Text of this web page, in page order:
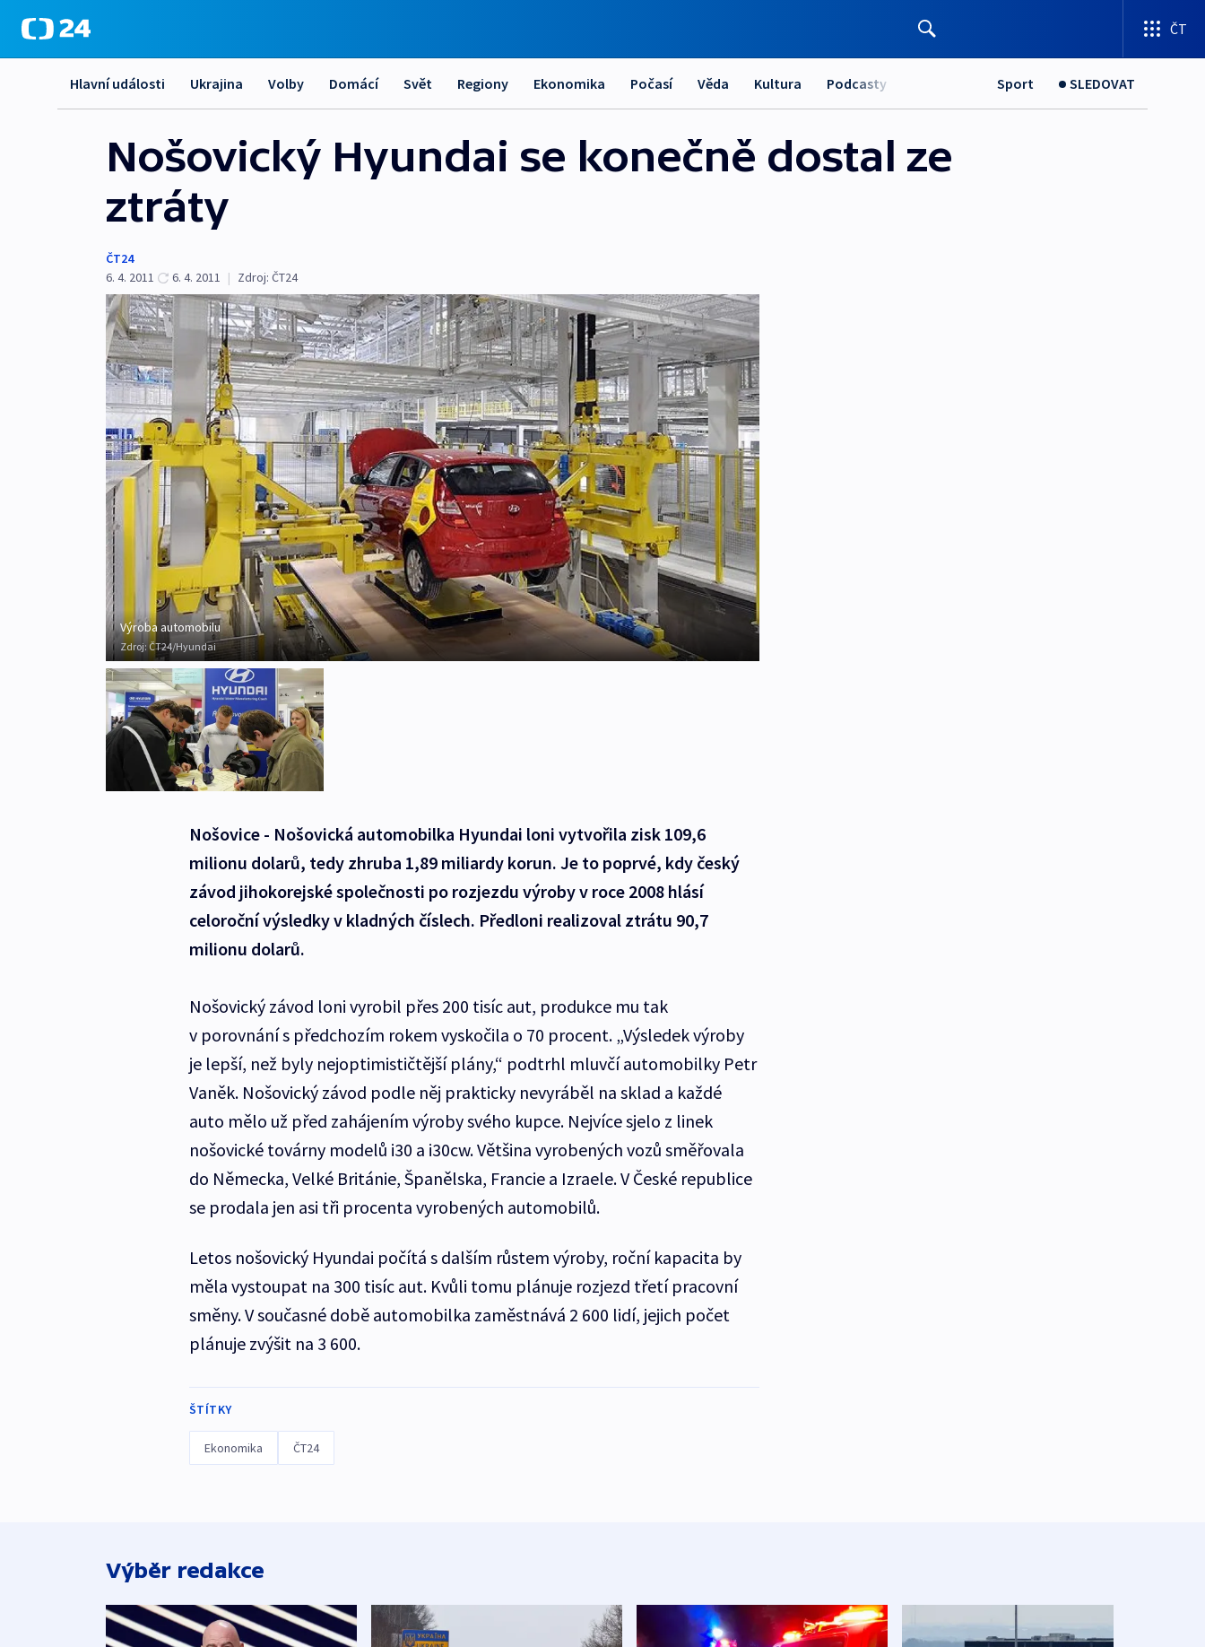
ČT
Hlavní události Ukrajina Volby Domácí Svět Regiony Ekonomika Počasí Věda Kultura Podcasty Sport SLEDOVAT
Nošovický Hyundai se konečně dostal ze
ztráty
ČT24
6. 4. 2011
6. 4. 2011 | Zdroj: ČT24
Výroba automobilu
Zdroj: ČT24/Hyundai
Nošovice - Nošovická automobilka Hyundai loni vytvořila zisk 109,6
milionu dolarů, tedy zhruba 1,89 miliardy korun. Je to poprvé, kdy český
závod jihokorejské společnosti po rozjezdu výroby v roce 2008 hlásí
celoroční výsledky v kladných číslech. Předloni realizoval ztrátu 90,7
milionu dolarů.
Nošovický závod loni vyrobil přes 200 tisíc aut, produkce mu tak
v porovnání s předchozím rokem vyskočila o 70 procent. „Výsledek výroby
je lepší, než byly nejoptimističtější plány,“ podtrhl mluvčí automobilky Petr
Vaněk. Nošovický závod podle něj prakticky nevyráběl na sklad a každé
auto mělo už před zahájením výroby svého kupce. Nejvíce sjelo z linek
nošovické továrny modelů i30 a i30cw. Většina vyrobených vozů směřovala
do Německa, Velké Británie, Španělska, Francie a Izraele. V České republice
se prodala jen asi tři procenta vyrobených automobilů.
Letos nošovický Hyundai počítá s dalším růstem výroby, roční kapacita by
měla vystoupat na 300 tisíc aut. Kvůli tomu plánuje rozjezd třetí pracovní
směny. V současné době automobilka zaměstnává 2 600 lidí, jejich počet
plánuje zvýšit na 3 600.
ŠTÍTKY
Ekonomika ČT24
Výběr redakce